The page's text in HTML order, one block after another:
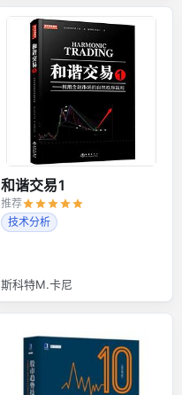
和谐交易1
推荐
技术分析
斯科特M.卡尼